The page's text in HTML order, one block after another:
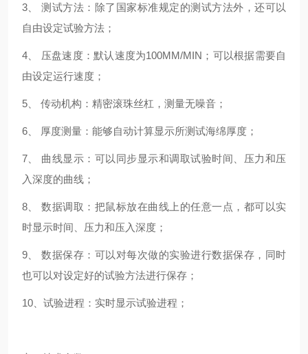
3、 测试方法：除了国家标准规定的测试方法外，还可以
自由设定试验方法；
4、 压盘速度：默认速度为100MM/MIN；可以根据需要自
由设定运行速度；
5、 传动机构：精密滚珠丝杠，测量无噪音；
6、 厚度测量：能够自动计算显示所测试海绵厚度；
7、 曲线显示：可以同步显示和调取试验时间、压力和压
入深度的曲线；
8、 数据调取：把鼠标放在曲线上的任意一点，都可以实
时显示时间、压力和压入深度；
9、 数据保存：可以对每次做的实验进行数据保存，同时
也可以对设定好的试验方法进行保存；
10、试验进程：实时显示试验进程；